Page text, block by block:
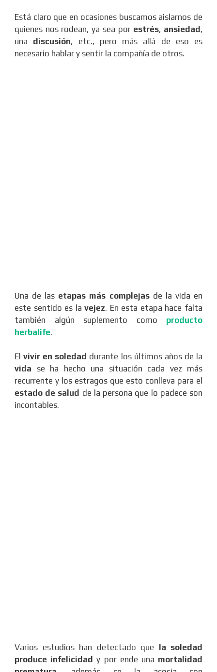
Está claro que en ocasiones buscamos aislarnos de
quienes nos rodean, ya sea por estrés, ansiedad ,
una discusión, etc., pero más allá de eso es
necesario hablar y sentir la compañía de otros.
Una de las etapas más complejasde la vida en
este sentido es lavejez. En esta etapa hace falta
también algún suplemento como producto
herbalife.
Elvivir en soledad durante los últimos años de la
vida se ha hecho una situación cada vez más
recurrente y los estragos que esto conlleva para el
estado de salud de la persona que lo padece son
incontables.
Varios estudios han detectado que la soledad
produce infelicidad y por ende una mortalidad